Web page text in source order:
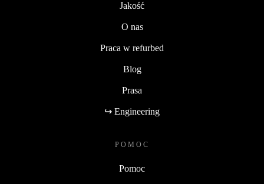
Jakość
O nas
Praca w refurbed
Blog
Prasa
↪ Engineering
POMOC
Pomoc